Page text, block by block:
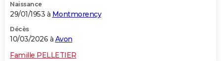
Naissance
29/01/1953 à Montmorency
Décès
10/03/2026 à Avon
Famille PELLETIER